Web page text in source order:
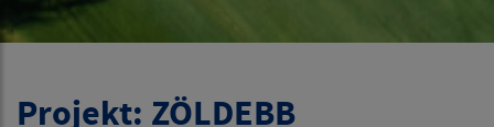
Projekt: ZÖLDEBB